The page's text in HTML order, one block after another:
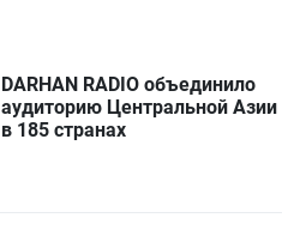
DARHAN RADIO объединило
аудиторию Центральной Азии
в 185 странах